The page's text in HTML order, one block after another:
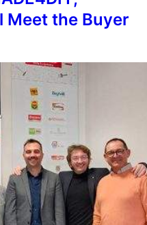
Meet the Buyer